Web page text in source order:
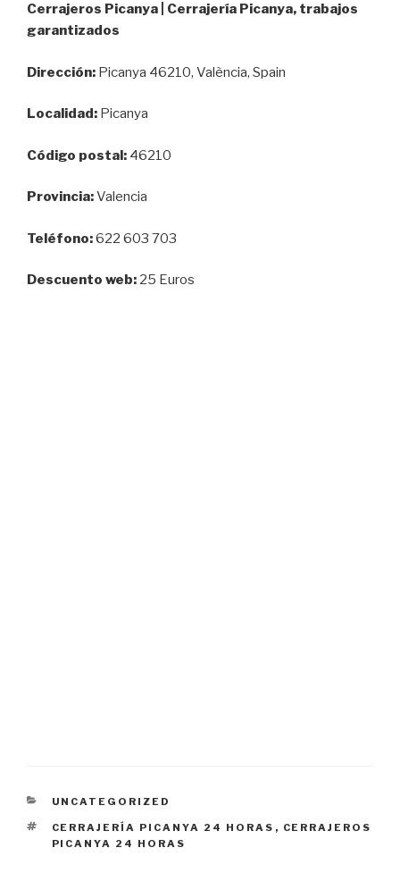
Cerrajeros Picanya | Cerrajería Picanya, trabajos
garantizados
Dirección: Picanya 46210, València, Spain
Localidad: Picanya
Código postal: 46210
Provincia:Valencia
Teléfono:622 603 703
Descuento web: 25 Euros
CATEGORÍAS
UNCATEGORIZED
ETIQUETAS
CERRAJERÍA PICANYA 24 HORAS , CERRAJEROS
PICANYA 24 HORAS